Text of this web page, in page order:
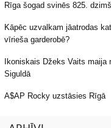
Rīga šogad svinēs 825.
Kāpēc uzvalkam jāatrodas
vīrieša garderobē?
Ikoniskais Džeks Vaits maija
Siguldā
A$AP Rocky uzstāsies Rīgā